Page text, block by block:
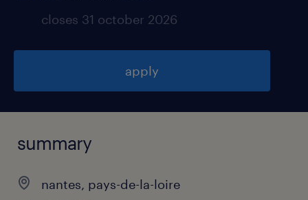
closes 31 october 2026
apply
summary
nantes, pays-de-la-loire